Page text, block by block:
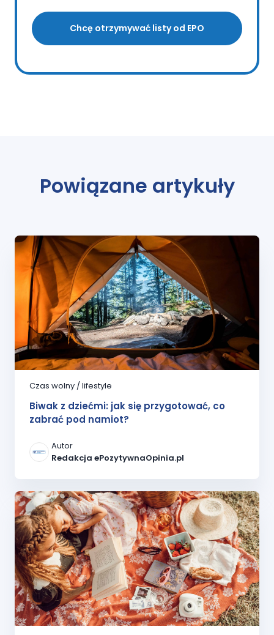
Chcę otrzymywać listy od EPO
Powiązane artykuły
Czas wolny / lifestyle
Biwak z dziećmi: jak się przygotować, co
zabrać pod namiot?
Autor
Redakcja ePozytywnaOpinia.pl